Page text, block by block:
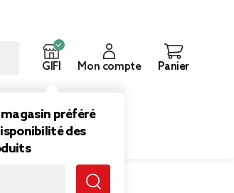
GIFI
préféré
des
Mon compte Panier